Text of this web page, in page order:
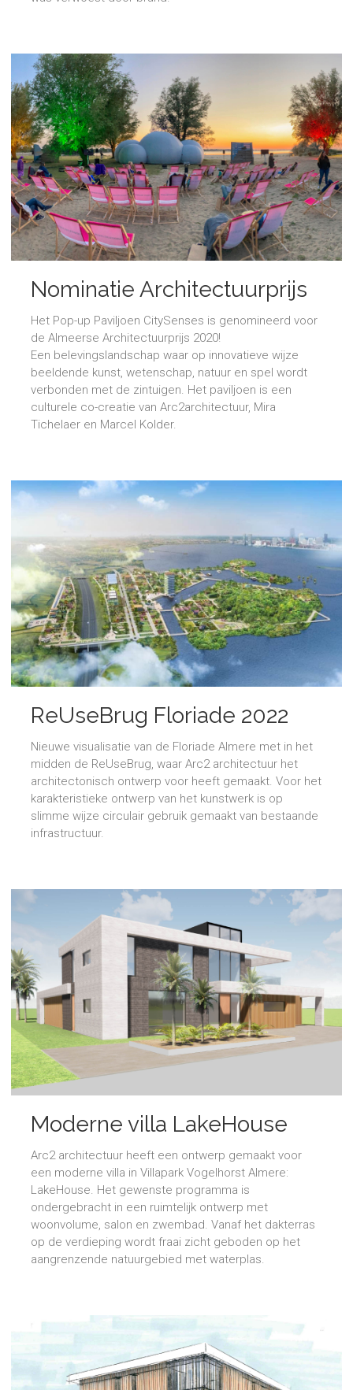
Nominatie Architectuurprijs
Het Pop-up Paviljoen CitySenses is genomineerd voor
de Almeerse Architectuurprijs 2020!
Een belevingslandschap waar op innovatieve wijze
beeldende kunst, wetenschap, natuur en spel wordt
verbonden met de zintuigen. Het paviljoen is een
culturele co-creatie van Arc2architectuur, Mira
Tichelaer en Marcel Kolder.
ReUseBrug Floriade 2022
Nieuwe visualisatie van de Floriade Almere met in het
midden de ReUseBrug, waar Arc2 architectuur het
architectonisch ontwerp voor heeft gemaakt. Voor het
karakteristieke ontwerp van het kunstwerk is op
slimme wijze circulair gebruik gemaakt van bestaande
infrastructuur.
Moderne villa LakeHouse
Almere
Arc2 architectuur heeft een ontwerp gemaakt voor
een moderne villa in Villapark Vogelhorst Almere:
LakeHouse. Het gewenste programma is
ondergebracht in een ruimtelijk ontwerp met
woonvolume, salon en zwembad. Vanaf het dakterras
op de verdieping wordt fraai zicht geboden op het
aangrenzende natuurgebied met waterplas.